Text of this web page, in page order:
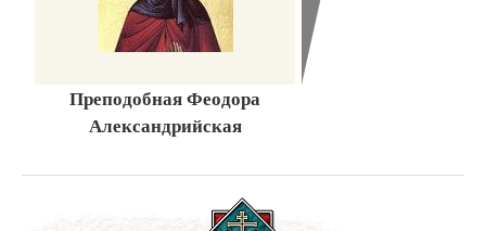
Преподобная Феодора
Александрийская